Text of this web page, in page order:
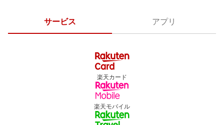
サービス アプリ
楽天カード
楽天モバイル